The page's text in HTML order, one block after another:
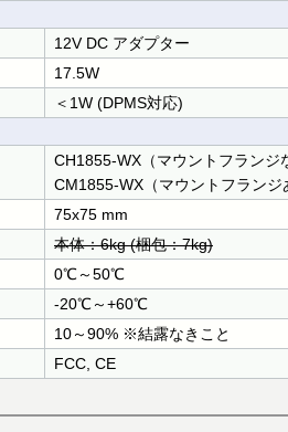
12V DC アダプター
17.5W
＜1W (DPMS対応)
CH1855-WX（マウントフラン
CM1855-WX（マウントフラン
75x75 mm
本体：6kg (梱包：7kg)
0℃～50℃
-20℃～+60℃
10～90% ※結露なきこと
FCC, CE